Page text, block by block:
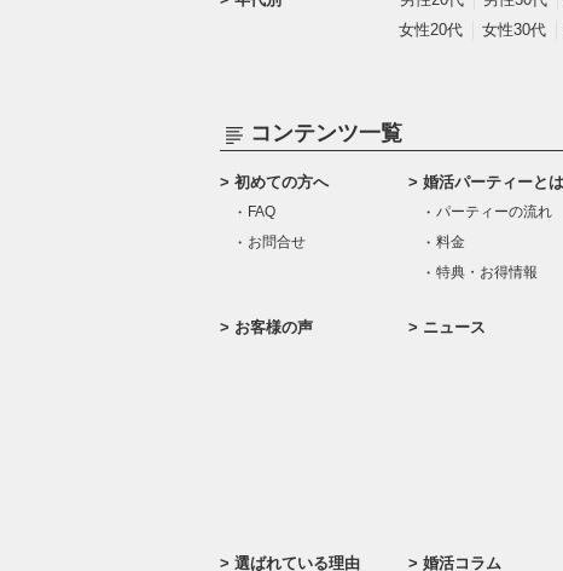
女性20代
女性30代
コンテンツ一覧
初めての方へ
FAQ
お問合せ
婚活パーティーとは
パーティーの流れ
料金
特典・お得情報
お客様の声 ニュース
選ばれている理由 婚活コラム